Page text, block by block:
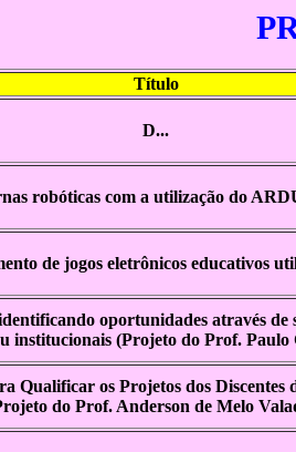
Título
D...
robóticas com a utilização do
de jogos eletrônicos educativos
oportunidades através de
institucionais (Projeto do Prof. Paulo
Qualificar os Projetos dos Discentes
do Prof. Anderson de Melo